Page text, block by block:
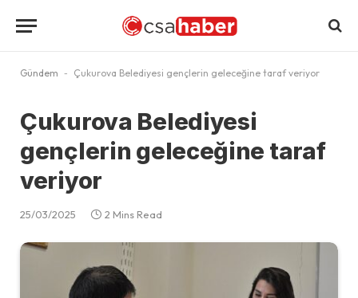
Gündem - Çukurova Belediyesi gençlerin geleceğine taraf veriyor
Çukurova Belediyesi
gençlerin geleceğine taraf
veriyor
25/03/2025 2 Mins Read